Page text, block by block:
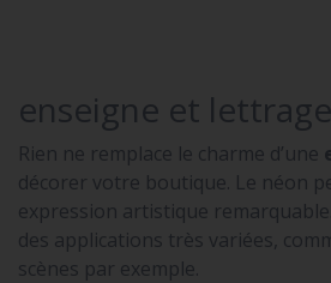
enseigne et
Rien ne remplace le charme d’une
décorer votre boutique. Le néon
expression artistique
des applications très variées,
scènes par exemple.